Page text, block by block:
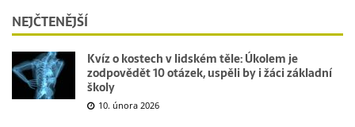
NEJČTENĚJŠÍ
Kvíz o kostech v lidském těle: Úkolem je
zodpovědět 10 otázek, uspěli by i žáci základní
školy
10. února 2026